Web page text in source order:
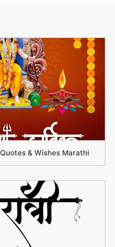
Quotes & Wishes Marathi